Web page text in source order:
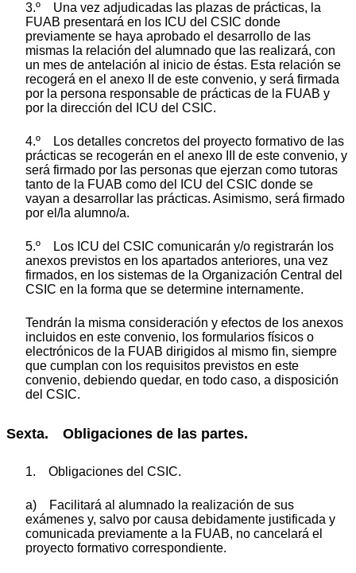
3.º Una vez adjudicadas las plazas de prácticas, la
FUAB presentará en los ICU del CSIC donde
previamente se haya aprobado el desarrollo de las
mismas la relación del alumnado que las realizará, con
un mes de antelación al inicio de éstas. Esta relación se
recogerá en el anexo II de este convenio, y será firmada
por la persona responsable de prácticas de la FUAB y
por la dirección del ICU del CSIC.
4.º Los detalles concretos del proyecto formativo de las
prácticas se recogerán en el anexo III de este convenio, y
será firmado por las personas que ejerzan como tutoras
tanto de la FUAB como del ICU del CSIC donde se
vayan a desarrollar las prácticas. Asimismo, será firmado
por el/la alumno/a.
5.º Los ICU del CSIC comunicarán y/o registrarán los
anexos previstos en los apartados anteriores, una vez
firmados, en los sistemas de la Organización Central del
CSIC en la forma que se determine internamente.
Tendrán la misma consideración y efectos de los anexos
incluidos en este convenio, los formularios físicos o
electrónicos de la FUAB dirigidos al mismo fin, siempre
que cumplan con los requisitos previstos en este
convenio, debiendo quedar, en todo caso, a disposición
del CSIC.
Sexta. Obligaciones de las partes.
1. Obligaciones del CSIC.
a) Facilitará al alumnado la realización de sus
exámenes y, salvo por causa debidamente justificada y
comunicada previamente a la FUAB, no cancelará el
proyecto formativo correspondiente.